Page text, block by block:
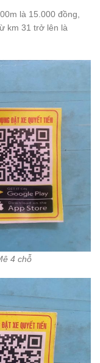
là 15.000 đồng,
km 31 trở lên là
4 chỗ